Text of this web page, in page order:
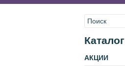
Каталог
АКЦИИ